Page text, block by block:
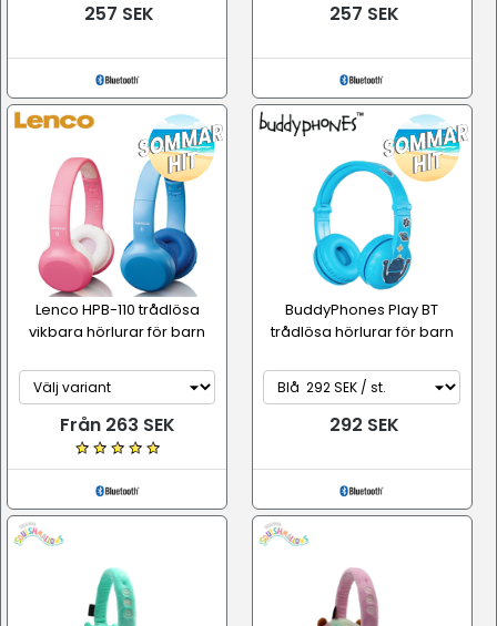
257 SEK 257 SEK
Lenco HPB-110 trådlösa
vikbara hörlurar för barn
Från 263 SEK
BuddyPhones Play BT
trådlösa hörlurar för barn
292 SEK